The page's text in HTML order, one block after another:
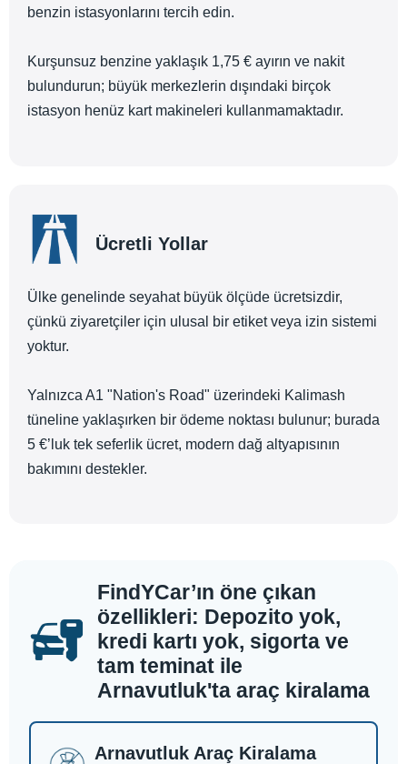
benzin istasyonlarını tercih edin.
Kurşunsuz benzine yaklaşık 1,75 € ayırın ve nakit
bulundurun; büyük merkezlerin dışındaki birçok
istasyon henüz kart makineleri kullanmamaktadır.
Ücretli Yollar
Ülke genelinde seyahat büyük ölçüde ücretsizdir,
çünkü ziyaretçiler için ulusal bir etiket veya izin sistemi
yoktur.
Yalnızca A1 "Nation's Road" üzerindeki Kalimash
tüneline yaklaşırken bir ödeme noktası bulunur; burada
5 €’luk tek seferlik ücret, modern dağ altyapısının
bakımını destekler.
FindYCar’ın öne çıkan
özellikleri: Depozito yok,
kredi kartı yok, sigorta ve
tam teminat ile
Arnavutluk'ta araç kiralama
Arnavutluk Araç Kiralama